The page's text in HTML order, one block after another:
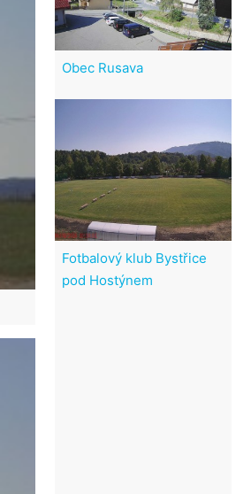
Obec Rusava
Fotbalový klub Bystřice
pod Hostýnem